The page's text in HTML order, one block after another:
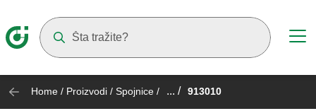
Home / Proizvodi / Spojnice / ... / 913010